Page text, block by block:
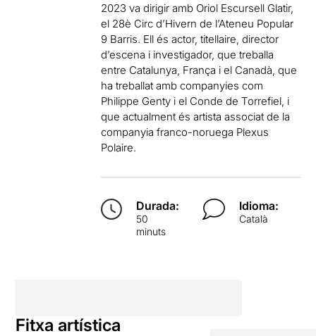
2023 va dirigir amb Oriol Escursell Glatir,
el 28è Circ d’Hivern de l’Ateneu Popular
9 Barris. Ell és actor, titellaire, director
d’escena i investigador, que treballa
entre Catalunya, França i el Canadà, que
ha treballat amb companyies com
Philippe Genty i el Conde de Torrefiel, i
que actualment és artista associat de la
companyia franco-noruega Plexus
Polaire.
Durada:
50
minuts
Idioma:
Català
Fitxa artística